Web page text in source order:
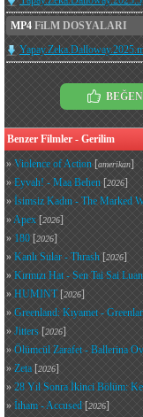
MP4 FiLM DOSYALARI
Benzer Filmler - Gerilim
» Violence of Action [amerikan]
» Eyvah! - Maa Behen [2026]
» İsimsiz Kadın - The Marked
»Apex [2026]
» 180 [2026]
» Kanlı Sular - Thrash [2026]
» Kırmızı Hat - Sen Tai Sai
» HUMINT[2026]
» Greenland: Kıyamet -
» Jitters [2026]
» Ölümcül Zarafet - Ballerina
» Zeta [2026]
» 28 Yıl Sonra İkinci Bölüm:
» İtham - Accused [2026]